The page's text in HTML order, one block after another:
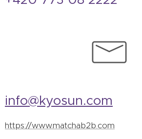
info@kyosun.com
https://www.matchab2b.com